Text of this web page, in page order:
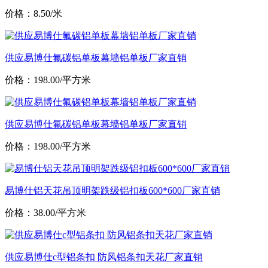
价格：8.50/米
供应易博仕氟碳铝单板幕墙铝单板厂家直销
价格：198.00/平方米
供应易博仕氟碳铝单板幕墙铝单板厂家直销
价格：198.00/平方米
易博仕铝天花吊顶明架跌级铝扣板600*600厂家直销
价格：38.00/平方米
供应易博仕c型铝条扣 防风铝条扣天花厂家直销